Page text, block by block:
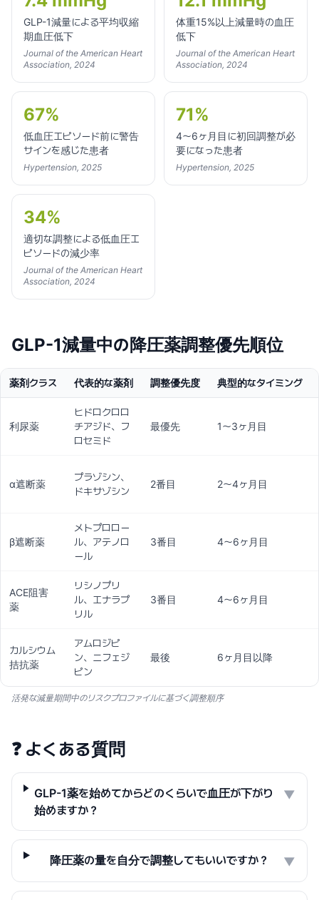
GLP-1減量による平均収縮
期血圧低下
Journal of the American Heart
Association, 2024
体重15%以上減量時の血圧
低下
Journal of the American Heart
Association, 2024
67%
低血圧エピソード前に警告
サインを感じた患者
Hypertension, 2025
71%
4〜6ヶ月目に初回調整が必
要になった患者
Hypertension, 2025
34%
適切な調整による低血圧エ
ピソードの減少率
Journal of the American Heart
Association, 2024
GLP-1減量中の降圧薬調整優先順位
薬剤クラス 代表的な薬剤 調整優先度 典型的なタイミング
利尿薬
ヒドロクロロ
チアジド、フ
ロセミド
最優先 1〜3ヶ月目
α遮断薬
プラゾシン、
ドキサゾシン
2番目 2〜4ヶ月目
β遮断薬
メトプロロー
ル、アテノロ
ール
3番目 4〜6ヶ月目
ACE阻害
薬
リシノプリ
ル、エナラプ
リル
3番目 4〜6ヶ月目
カルシウム
拮抗薬
アムロジピ
ン、ニフェジ
ピン
最後 6ヶ月目以降
活発な減量期間中のリスクプロファイルに基づく調整順序
❓ よくある質問
GLP-1薬を始めてからどのくらいで血圧が下がり
始めますか？
▼
降圧薬の量を自分で調整してもいいですか？ ▼